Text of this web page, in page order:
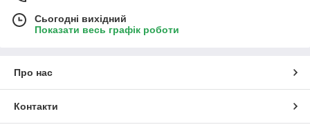
Сьогодні вихідний
Показати весь графік роботи
Про нас
Контакти